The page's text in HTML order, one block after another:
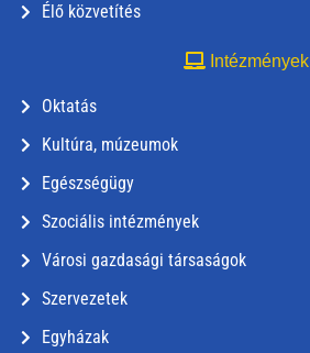
Élő közvetítés
Intézmények
Oktatás
Kultúra, múzeumok
Egészségügy
Szociális intézmények
Városi gazdasági társaságok
Szervezetek
Egyházak